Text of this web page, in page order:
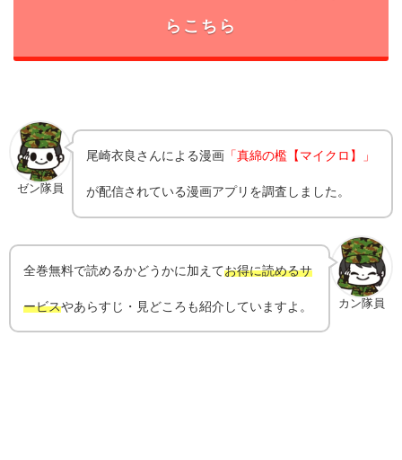
らこちら
ゼン隊員
尾崎衣良 さんによる漫画 「真綿の檻【マイクロ】」
が配信されている漫画アプリを調査しました。
カン隊員
全巻無料で読めるかどうかに加えてお得に読めるサ
ービスやあらすじ・見どころも紹介していますよ。